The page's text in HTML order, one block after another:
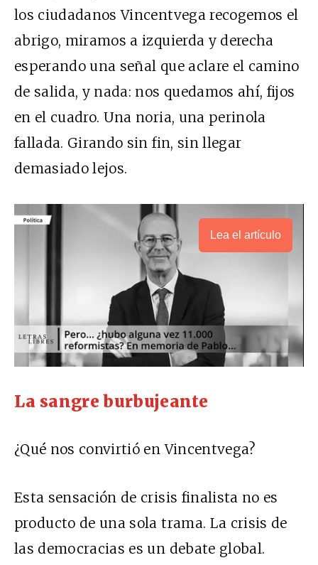
los ciudadanos Vincentvega recogemos el
abrigo, miramos a izquierda y derecha
esperando una señal que aclare el camino
de salida, y nada: nos quedamos ahí, fijos
en el cuadro. Una noria, una perinola
fallada. Girando sin fin, sin llegar
demasiado lejos.
Lea el artículo
La sangre burbujeante
¿Qué nos convirtió en Vincentvega?
Esta sensación de crisis finalista no es
producto de una sola trama. La crisis de
las democracias es un debate global.